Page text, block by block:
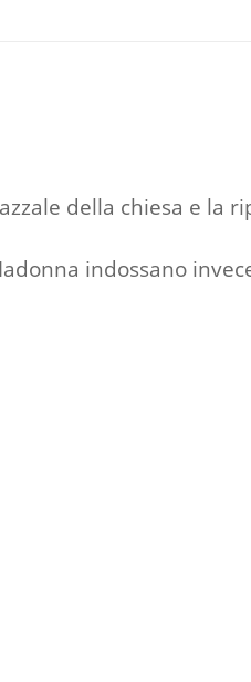
della chiesa e la
indossano